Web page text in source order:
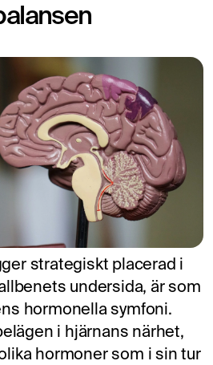
strategiskt placerad i
undersida, är som
hormonella symfoni.
i hjärnans närhet,
hormoner som i sin tur